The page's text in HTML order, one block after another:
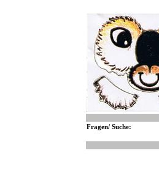
Fragen/ Suche: